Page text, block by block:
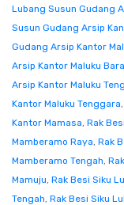
Lubang Susun Gudang
Susun Gudang Arsip
Gudang Arsip Kantor
Arsip Kantor Maluku
Arsip Kantor Maluku
Kantor Maluku Tenggara,
Kantor Mamasa, Rak
Mamberamo Raya, Rak
Mamberamo Tengah,
Mamuju, Rak Besi Siku
Tengah, Rak Besi Siku